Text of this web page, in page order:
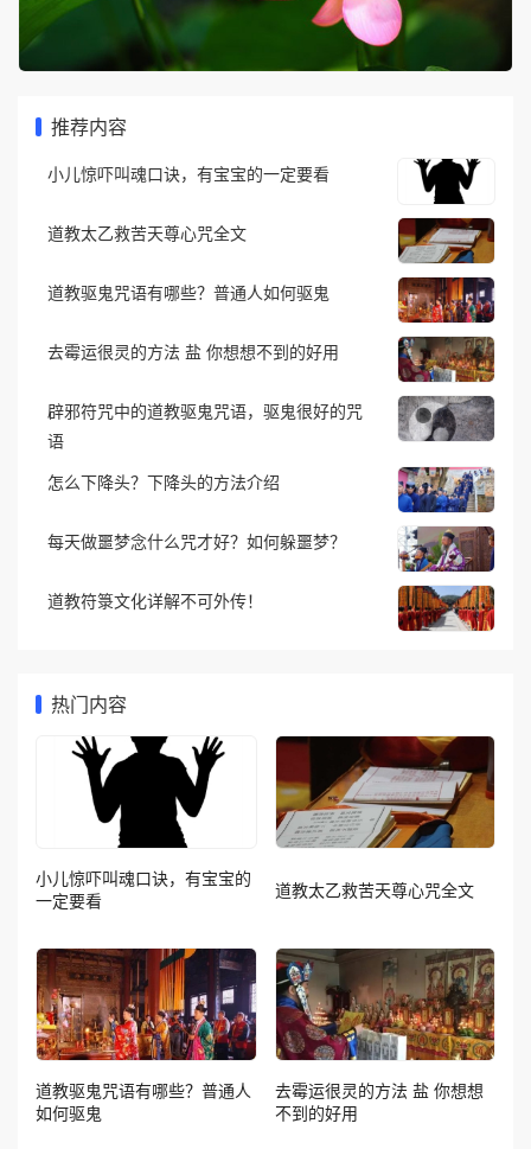
推荐内容
小儿惊吓叫魂口诀，有宝宝的一定要看
道教太乙救苦天尊心咒全文
道教驱鬼咒语有哪些？普通人如何驱鬼
去霉运很灵的方法 盐 你想想不到的好用
辟邪符咒中的道教驱鬼咒语，驱鬼很好的咒
语
怎么下降头？下降头的方法介绍
每天做噩梦念什么咒才好？如何躲噩梦？
道教符箓文化详解不可外传！
热门内容
小儿惊吓叫魂口诀，有宝宝的
一定要看
道教太乙救苦天尊心咒全文
道教驱鬼咒语有哪些？普通人
如何驱鬼
去霉运很灵的方法 盐 你想想
不到的好用